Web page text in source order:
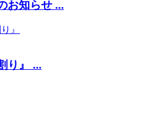
お知らせ ...
り』 ...